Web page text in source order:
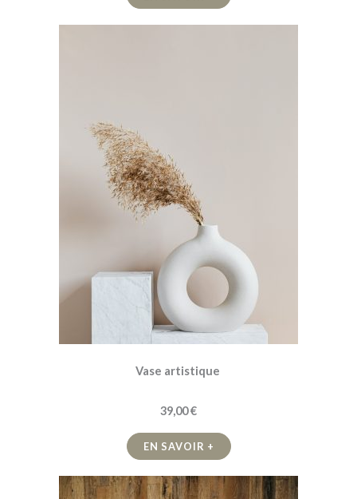
Vase artistique
39,00 €
EN SAVOIR +